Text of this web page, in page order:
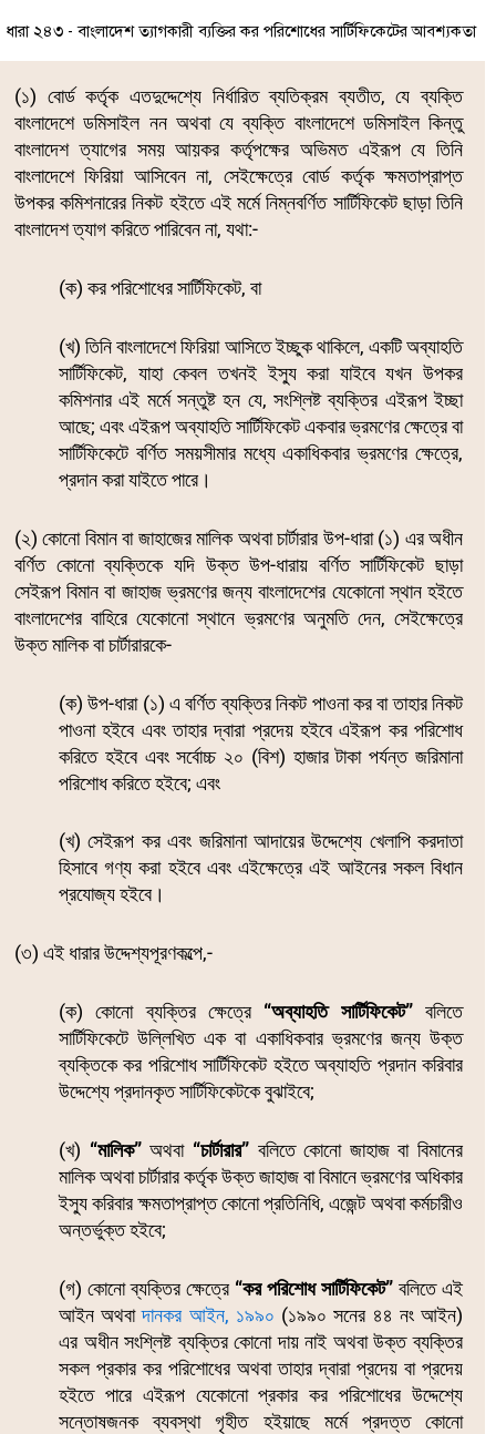
ধারা ২৪৩ - বাংলাদেশ ত্যাগকারী ব্যক্তির কর পরিশোধের সার্টিফিকেটের আবশ্যকতা
(১) বোর্ড কর্তৃক এতদুদ্দেশ্যে নির্ধারিত ব্যতিক্রম ব্যতীত, যে ব্যক্তি
বাংলাদেশে ডমিসাইল নন অথবা যে ব্যক্তি বাংলাদেশে ডমিসাইল কিন্তু
বাংলাদেশ ত্যাগের সময় আয়কর কর্তৃপক্ষের অভিমত এইরূপ যে তিনি
বাংলাদেশে ফিরিয়া আসিবেন না, সেইক্ষেত্রে বোর্ড কর্তৃক ক্ষমতাপ্রাপ্ত
উপকর কমিশনারের নিকট হইতে এই মর্মে নিম্নবর্ণিত সার্টিফিকেট ছাড়া তিনি
বাংলাদেশ ত্যাগ করিতে পারিবেন না, যথা:-
(ক) কর পরিশোধের সার্টিফিকেট, বা
(খ) তিনি বাংলাদেশে ফিরিয়া আসিতে ইচ্ছুক থাকিলে, একটি অব্যাহতি
সার্টিফিকেট, যাহা কেবল তখনই ইস্যু করা যাইবে যখন উপকর
কমিশনার এই মর্মে সন্তুষ্ট হন যে, সংশ্লিষ্ট ব্যক্তির এইরূপ ইচ্ছা
আছে; এবং এইরূপ অব্যাহতি সার্টিফিকেট একবার ভ্রমণের ক্ষেত্রে বা
সার্টিফিকেটে বর্ণিত সময়সীমার মধ্যে একাধিকবার ভ্রমণের ক্ষেত্রে,
প্রদান করা যাইতে পারে।
(২) কোনো বিমান বা জাহাজের মালিক অথবা চার্টারার উপ-ধারা (১) এর অধীন
বর্ণিত কোনো ব্যক্তিকে যদি উক্ত উপ-ধারায় বর্ণিত সার্টিফিকেট ছাড়া
সেইরূপ বিমান বা জাহাজ ভ্রমণের জন্য বাংলাদেশের যেকোনো স্থান হইতে
বাংলাদেশের বাহিরে যেকোনো স্থানে ভ্রমণের অনুমতি দেন, সেইক্ষেত্রে
উক্ত মালিক বা চার্টারারকে-
(ক) উপ-ধারা (১) এ বর্ণিত ব্যক্তির নিকট পাওনা কর বা তাহার নিকট
পাওনা হইবে এবং তাহার দ্বারা প্রদেয় হইবে এইরূপ কর পরিশোধ
করিতে হইবে এবং সর্বোচ্চ ২০ (বিশ) হাজার টাকা পর্যন্ত জরিমানা
পরিশোধ করিতে হইবে; এবং
(খ) সেইরূপ কর এবং জরিমানা আদায়ের উদ্দেশ্যে খেলাপি করদাতা
হিসাবে গণ্য করা হইবে এবং এইক্ষেত্রে এই আইনের সকল বিধান
প্রযোজ্য হইবে।
(৩) এই ধারার উদ্দেশ্যপূরণকল্পে,-
(ক) কোনো ব্যক্তির ক্ষেত্রে “অব্যাহতি সার্টিফিকেট”বলিতে
সার্টিফিকেটে উল্লিখিত এক বা একাধিকবার ভ্রমণের জন্য উক্ত
ব্যক্তিকে কর পরিশোধ সার্টিফিকেট হইতে অব্যাহতি প্রদান করিবার
উদ্দেশ্যে প্রদানকৃত সার্টিফিকেটকে বুঝাইবে;
(খ) “মালিক”অথবা “চার্টারার”বলিতে কোনো জাহাজ বা বিমানের
মালিক অথবা চার্টারার কর্তৃক উক্ত জাহাজ বা বিমানে ভ্রমণের অধিকার
ইস্যু করিবার ক্ষমতাপ্রাপ্ত কোনো প্রতিনিধি, এজেন্ট অথবা কর্মচারীও
অন্তর্ভুক্ত হইবে;
(গ) কোনো ব্যক্তির ক্ষেত্রে “কর পরিশোধ সার্টিফিকেট” বলিতে এই
আইন অথবাদানকর আইন, ১৯৯০ (১৯৯০ সনের ৪৪ নং আইন)
এর অধীন সংশ্লিষ্ট ব্যক্তির কোনো দায় নাই অথবা উক্ত ব্যক্তির
সকল প্রকার কর পরিশোধের অথবা তাহার দ্বারা প্রদেয় বা প্রদেয়
হইতে পারে এইরূপ যেকোনো প্রকার কর পরিশোধের উদ্দেশ্যে
সন্তোষজনক ব্যবস্থা গৃহীত হইয়াছে মর্মে প্রদত্ত কোনো